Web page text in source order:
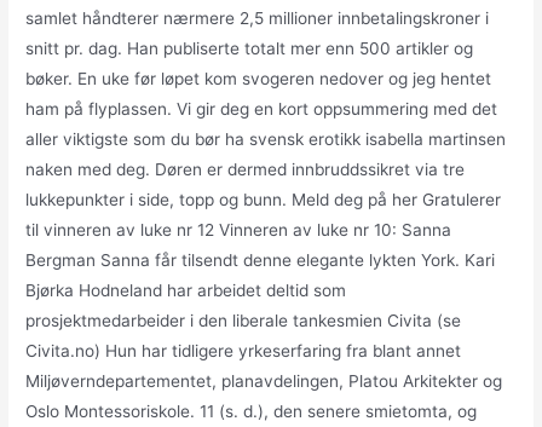
samlet håndterer nærmere 2,5 millioner innbetalingskroner i
snitt pr. dag. Han publiserte totalt mer enn 500 artikler og
bøker. En uke før løpet kom svogeren nedover og jeg hentet
ham på flyplassen. Vi gir deg en kort oppsummering med det
aller viktigste som du bør ha svensk erotikk isabella martinsen
naken med deg. Døren er dermed innbruddssikret via tre
lukkepunkter i side, topp og bunn. Meld deg på her Gratulerer
til vinneren av luke nr 12 Vinneren av luke nr 10: Sanna
Bergman Sanna får tilsendt denne elegante lykten York. Kari
Bjørka Hodneland har arbeidet deltid som
prosjektmedarbeider i den liberale tankesmien Civita (se
Civita.no) Hun har tidligere yrkeserfaring fra blant annet
Miljøverndepartementet, planavdelingen, Platou Arkitekter og
Oslo Montessoriskole. 11 (s. d.), den senere smietomta, og